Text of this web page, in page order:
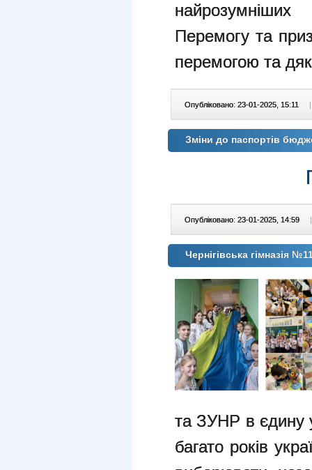
Перемогу та
перемогою та
Опубліковано: 23-01-2025, 15:11 |
Зміни до паспортів
Опубліковано: 23-01-2025, 14:59 |
Чернігівська гімназія
та ЗУНР в єдину
багато років